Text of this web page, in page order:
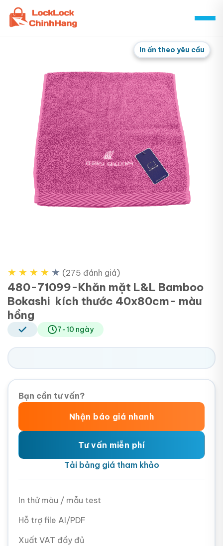
Skip
content
In ấn theo yêu cầu
★ ★ ★ ★ ★ (275 đánh giá)
480-71099-Khăn mặt L&L Bamboo
Bokashi kích thước 40x80cm- màu
hồng
7-10 ngày
Bạn cần tư vấn?
Nhận báo giá nhanh
Tư vấn miễn phí
Tải bảng giá tham khảo
In thử màu / mẫu test
Hỗ trợ file AI/PDF
Xuất VAT đầy đủ